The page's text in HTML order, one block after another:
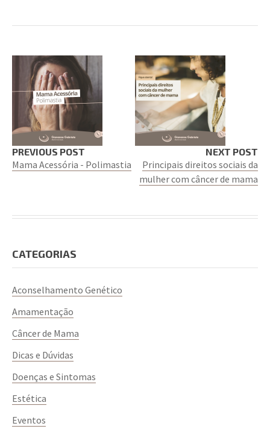
PREVIOUS POST
Mama Acessória - Polimastia
NEXT POST
Principais direitos sociais da
mulher com câncer de mama
CATEGORIAS
Aconselhamento Genético
Amamentação
Câncer de Mama
Dicas e Dúvidas
Doenças e Sintomas
Estética
Eventos